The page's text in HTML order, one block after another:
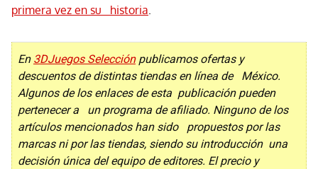
primera vez en su historia.
En 3DJuegos Selecciónpublicamos ofertas y
descuentos de distintas tiendas en línea de México.
Algunos de los enlaces de esta publicación pueden
pertenecer a un programa de afiliado. Ninguno de los
artículos mencionados han sido propuestos por las
marcas ni por las tiendas, siendo su introducción una
decisión única del equipo de editores. El precio y